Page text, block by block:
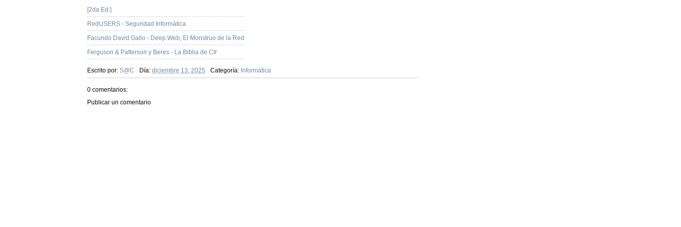
[2da Ed.]
RedUSERS - Seguridad Informática
Facundo David Gallo - Deep Web, El Monstruo de la Red
Ferguson & Patterson y Beres - La Biblia de C#
Escrito por: S@C Día: diciembre 13, 2025 Categoría: Informática
0 comentarios:
Publicar un comentario